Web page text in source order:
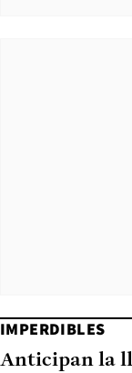
IMPERDIBLES
Anticipan la